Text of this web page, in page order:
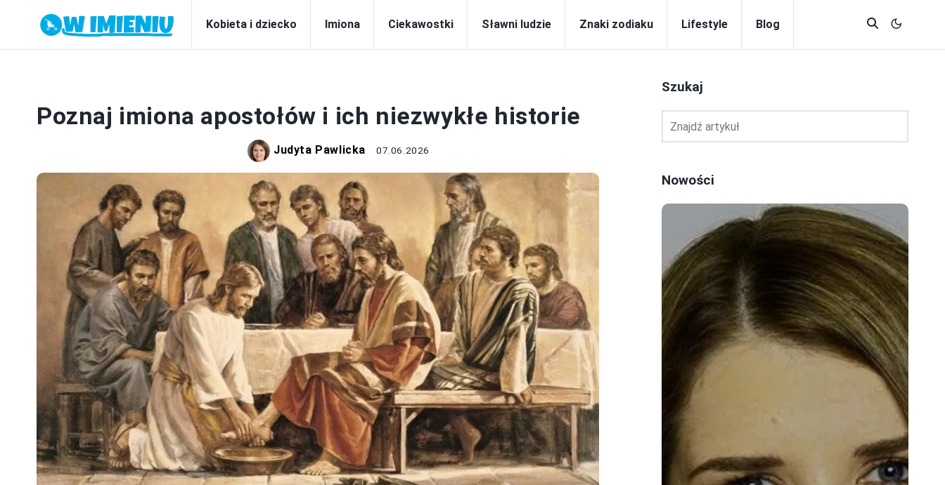
Kobieta i dziecko Imiona Ciekawostki Sławni ludzie Znaki zodiaku Lifestyle Blog
Poznaj imiona apostołów i ich niezwykłe historie
Judyta Pawlicka 07.06.2026
Szukaj
Nowości